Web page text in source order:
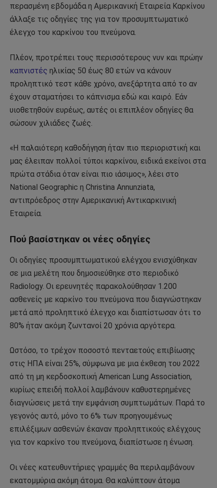
περασμένη εβδομάδα η Αμερικανική Εταιρεία Καρκίνου
άλλαξε τις οδηγίες της για τον προσυμπτωματικό
έλεγχο του καρκίνου του πνεύμονα.
Πλέον, προτρέπει τους περισσότερους νυν και πρώην
καπνιστές ηλικίας 50 έως 80 ετών να κάνουν
προληπτικό τεστ κάθε χρόνο, ανεξάρτητα από το αν
έχουν σταματήσει το κάπνισμα εδώ και καιρό. Εάν
υιοθετηθούν ευρέως, αυτές οι επιπλέον οδηγίες θα
σώσουν χιλιάδες ζωές.
«Η παλαιότερη καθοδήγηση ήταν πιο περιοριστική και
μας έλειπαν πολλοί τύποι καρκίνου, ειδικά εκείνοι στα
πρώτα στάδια όταν είναι πιο ιάσιμος», λέει στο
National Geographic η Christina Annunziata,
αντιπρόεδρος στην Αμερικανική Αντικαρκινική
Εταιρεία.
Πού βασίστηκαν οι νέες οδηγίες
Οι οδηγίες προσυμπτωματικού ελέγχου ενισχύθηκαν
σε μια μελέτη που δημοσιεύθηκε στο περιοδικό
Radiology. Οι ερευνητές παρακολούθησαν 1.200
ασθενείς με καρκίνο του πνεύμονα που διαγνώστηκαν
μετά από προληπτικό έλεγχο και διαπίστωσαν ότι το
80% ήταν ακόμη ζωντανοί 20 χρόνια αργότερα.
Ωστόσο, το τρέχον ποσοστό πενταετούς επιβίωσης
στις ΗΠΑ είναι 25%, σύμφωνα με μια έκθεση του 2022
από τη μη κερδοσκοπική American Lung Association,
κυρίως επειδή πολλοί λαμβάνουν καθυστερημένες
διαγνώσεις μετά την εμφάνιση συμπτωμάτων. Παρά το
γεγονός αυτό, μόνο το 6% των προηγουμένως
επιλέξιμων ασθενών έκαναν προληπτικούς ελέγχους
για τον καρκίνο του πνεύμονα, διαπίστωσε η ένωση.
Οι νέες κατευθυντήριες γραμμές θα περιλαμβάνουν
εκατομμύρια ακόμη άτομα. Θα καλύπτουν άτομα